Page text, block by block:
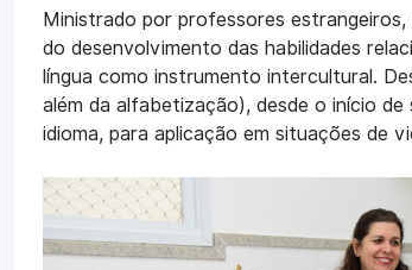
Ministrado por professores
do desenvolvimento das habilidades
língua como instrumento intercultural.
além da alfabetização), desde o início
idioma, para aplicação em situações de